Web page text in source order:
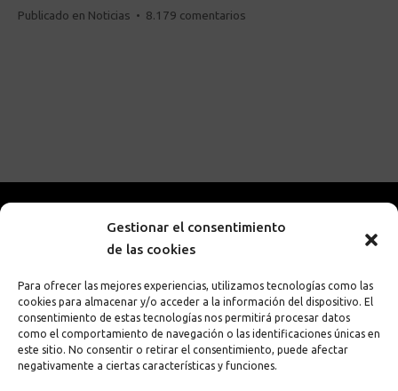
Gestionar el consentimiento
de las cookies
Para ofrecer las mejores experiencias, utilizamos tecnologías como las
cookies para almacenar y/o acceder a la información del dispositivo. El
consentimiento de estas tecnologías nos permitirá procesar datos
como el comportamiento de navegación o las identificaciones únicas en
este sitio. No consentir o retirar el consentimiento, puede afectar
negativamente a ciertas características y funciones.
Publicado en Noticias • 8.179 comentarios
651 38 97 30